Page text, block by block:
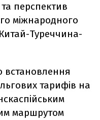
перспектив
міжнародного
Туреччина-
встановлення
тарифів на
маршрутом